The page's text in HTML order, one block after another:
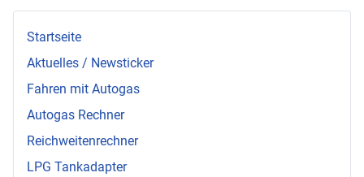
Startseite
Aktuelles / Newsticker
Fahren mit Autogas
Autogas Rechner
Reichweitenrechner
LPG Tankadapter